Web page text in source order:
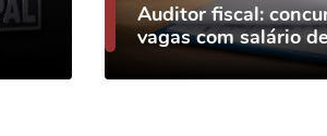
Auditor fiscal:
vagas com salário